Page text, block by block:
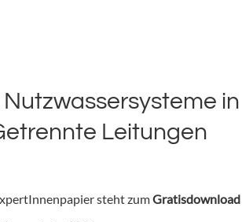
Leitungen
steht zumGratisdownload